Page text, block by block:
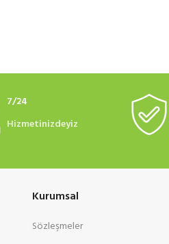
7/24
Hizmetinizdeyiz
Kurumsal
Sözleşmeler